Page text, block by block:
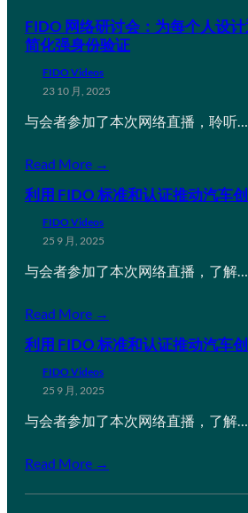
FIDO 网络研讨会：为每个人设
简化强身份验证
FIDO Videos
23 10 月, 2025
与会者参加了本次网络直播，聆听…
Read More →
利用 FIDO 标准和认证推动汽车
FIDO Videos
25 9 月, 2025
与会者参加了本次网络直播，了解…
Read More →
利用 FIDO 标准和认证推动汽车
FIDO Videos
25 9 月, 2025
与会者参加了本次网络直播，了解…
Read More →